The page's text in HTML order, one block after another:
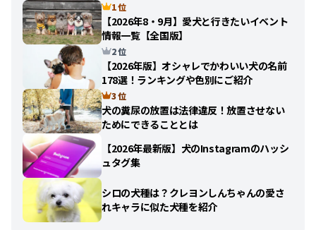
1 位
【2026年8・9月】愛犬と行きたいイベント
情報一覧【全国版】
2 位
【2026年版】オシャレでかわいい犬の名前
178選！ランキングや色別にご紹介
3 位
犬の糞尿の放置は法律違反！放置させない
ためにできることとは
【2026年最新版】犬のInstagramのハッシ
ュタグ集
シロの犬種は？クレヨンしんちゃんの愛さ
れキャラに似た犬種を紹介